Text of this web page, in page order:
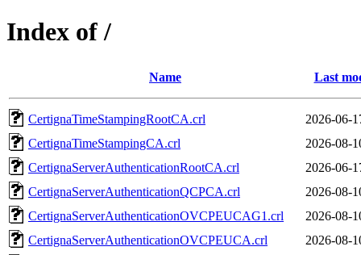
Index of /
Name Last
CertignaTimeStampingRootCA.crl
2026-06-
CertignaTimeStampingCA.crl
2026-08-
CertignaServerAuthenticationRootCA.crl
2026-06-
CertignaServerAuthenticationQCPCA.crl
2026-08-
CertignaServerAuthenticationOVCPEUCAG1.crl
2026-08-
CertignaServerAuthenticationOVCPEUCA.crl
2026-08-